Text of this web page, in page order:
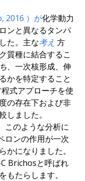
2016 ）が化学動力
ンと異なるタンパ
た。主な考え 方
質種に結合するこ
、 一次核形成、伸
かを特定すること
式アプローチを使
の存在下および非
しました。
このような分析に
ロンの作用が一次
かになりました。
Brichosと呼ばれ
もたらします。